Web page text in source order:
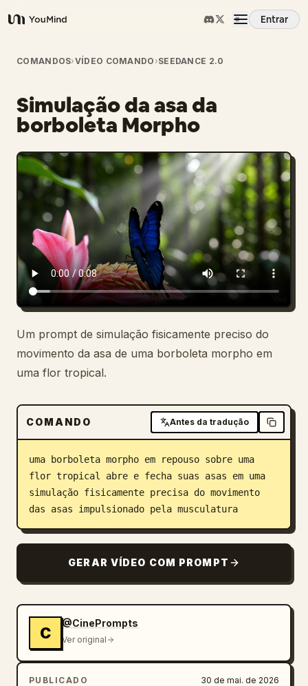
YouMind
Entrar
Visão Geral
Casos de Uso
Habilidades
Prompts
Preços
Baixar
Blog
Atualizações
COMANDOS›VÍDEO COMANDO ›SEEDANCE 2.0
Simulação da asa da
borboleta Morpho
Um prompt de simulação fisicamente preciso do
movimento da asa de uma borboleta morpho em
uma flor tropical.
COMANDO Antes da tradução
uma borboleta morpho em repouso sobre uma
flor tropical abre e fecha suas asas em uma
simulação fisicamente precisa do movimento
das asas impulsionado pela musculatura
GERAR VÍDEO COM PROMPT
C
@CinePrompts
Ver original
PUBLICADO 30 de mai. de 2026